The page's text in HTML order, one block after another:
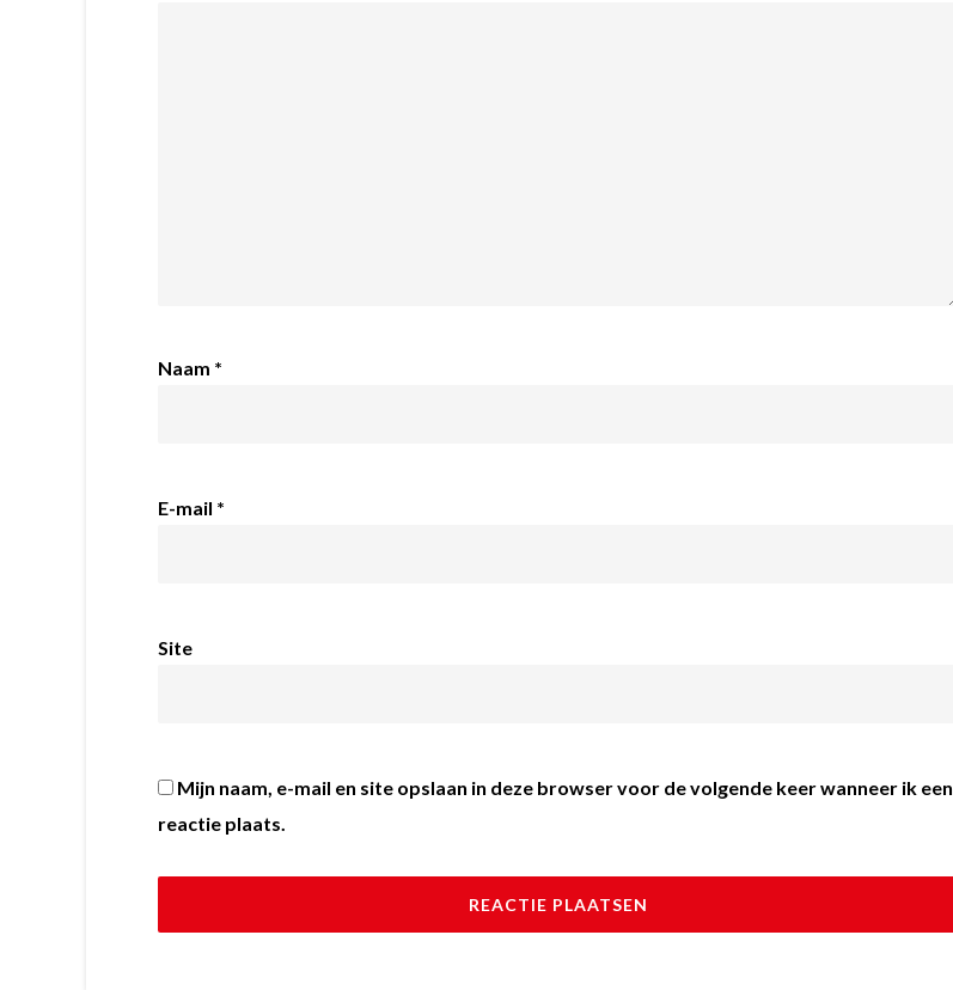
Naam *
E-mail *
Site
Mijn naam, e-mail en site opslaan in deze browser voor de volgende keer wanneer ik een
reactie plaats.